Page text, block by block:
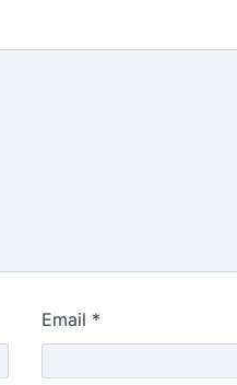
Email *